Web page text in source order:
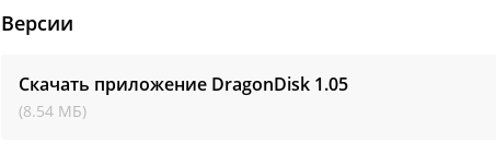
Версии
Скачать приложение DragonDisk 1.05
(8.54 МБ)